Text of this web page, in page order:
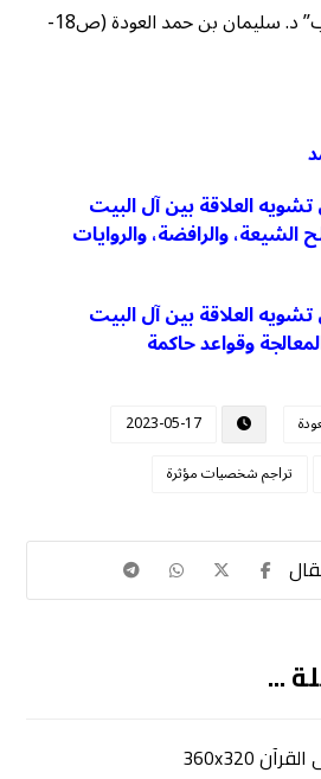
كتاب: “شعاع من المحراب” د. سليمان بن حمد العودة (ص18-
تشويه العلاقة بين آل البيت
2) مصطلح الشيعة، والرافضة، والروايات
تشويه العلاقة بين آل البيت
2023-05-17
تراجم شخصيات مؤثرة
...